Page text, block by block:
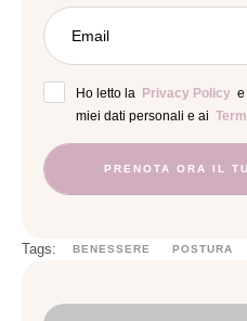
Ho letto la Privacy Policy e
miei dati personali e ai
PRENOTA ORA IL
Tags: BENESSERE POSTURA